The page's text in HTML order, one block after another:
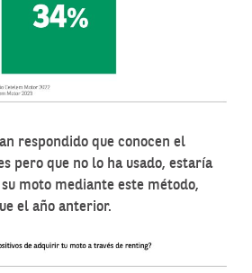
respondido que conocen el
pero que no lo ha usado, estaría
moto mediante este método,
el año anterior.